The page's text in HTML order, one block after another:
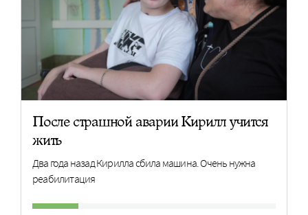
После страшной аварии Кирилл учится
жить
Два года назад Кирилла сбила машина. Очень нужна
реабилитация